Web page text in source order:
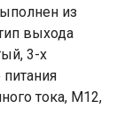
из
выхода
3-х
тока, М12,